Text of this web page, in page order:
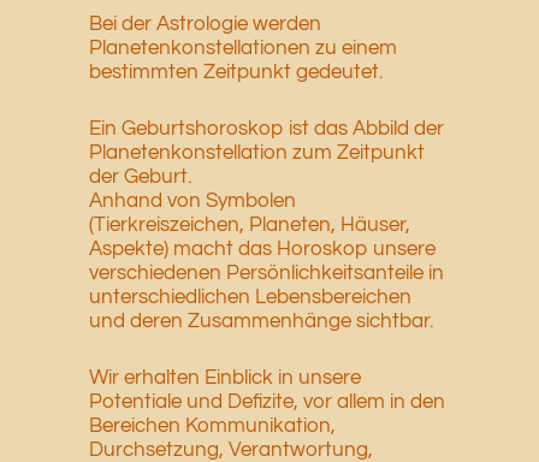
Bei der Astrologie werden
Planetenkonstellationen zu einem
bestimmten Zeitpunkt gedeutet.
Ein Geburtshoroskop ist das Abbild der
Planetenkonstellation zum Zeitpunkt
der Geburt.
Anhand von Symbolen
(Tierkreiszeichen, Planeten, Häuser,
Aspekte) macht das Horoskop unsere
verschiedenen Persönlichkeitsanteile in
unterschiedlichen Lebensbereichen
und deren Zusammenhänge sichtbar.
Wir erhalten Einblick in unsere
Potentiale und Defizite, vor allem in den
Bereichen Kommunikation,
Durchsetzung, Verantwortung,